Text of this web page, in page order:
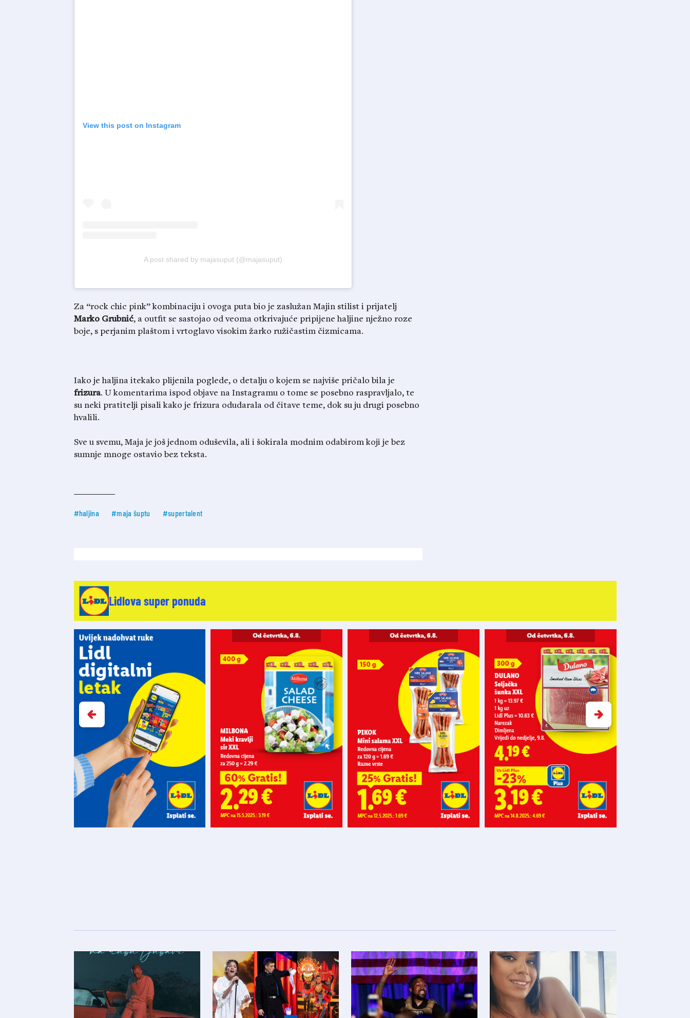
View this post on Instagram
A post shared by majasuput (@majasuput)
Za “rock chic pink” kombinaciju i ovoga puta bio je zaslužan Majin stilist i prijatelj
Marko Grubnić, a outfit se sastojao od veoma otkrivajuće pripijene haljine nježno roze
boje, s perjanim plaštom i vrtoglavo visokim žarko ružičastim čizmicama.
Iako je haljina itekako plijenila poglede, o detalju o kojem se najviše pričalo bila je
frizura. U komentarima ispod objave na Instagramu o tome se posebno raspravljalo, te
su neki pratitelji pisali kako je frizura odudarala od čitave teme, dok su ju drugi posebno
hvalili.
Sve u svemu, Maja je još jednom oduševila, ali i šokirala modnim odabirom koji je bez
sumnje mnoge ostavio bez teksta.
#haljina #maja šuptu #supertalent
Lidlova super ponuda